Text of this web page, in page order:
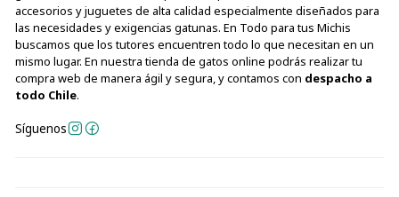
accesorios y juguetes de alta calidad especialmente diseñados para
las necesidades y exigencias gatunas. En Todo para tus Michis
buscamos que los tutores encuentren todo lo que necesitan en un
mismo lugar. En nuestra tienda de gatos online podrás realizar tu
compra web de manera ágil y segura, y contamos con despacho a
todo Chile.
Síguenos